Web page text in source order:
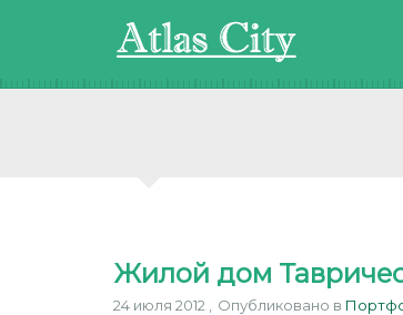
Жилой дом
24 июля 2012 Опубликовано в